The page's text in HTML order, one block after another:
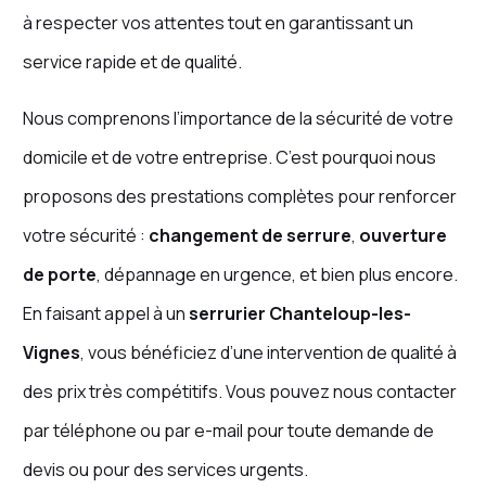
à respecter vos attentes tout en garantissant un
service rapide et de qualité.
Nous comprenons l’importance de la sécurité de votre
domicile et de votre entreprise. C’est pourquoi nous
proposons des prestations complètes pour renforcer
votre sécurité : changement de serrure, ouverture
de porte, dépannage en urgence, et bien plus encore.
En faisant appel à unserrurier Chanteloup-les-
Vignes, vous bénéficiez d’une intervention de qualité à
des prix très compétitifs. Vous pouvez nous contacter
par téléphone ou par e-mail pour toute demande de
devis ou pour des services urgents.